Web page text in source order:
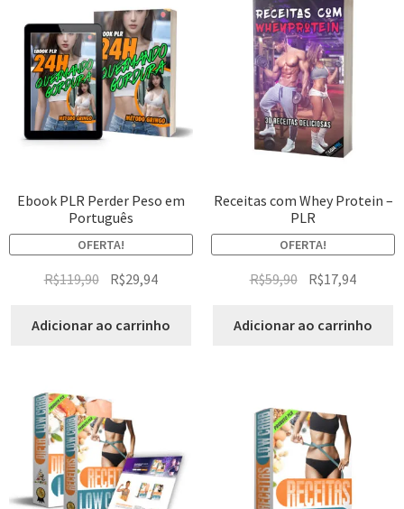
Ebook PLR Perder Peso em
Português
OFERTA!
R$119,90 R$29,94
Adicionar ao carrinho
Receitas com Whey Protein –
PLR
OFERTA!
R$59,90 R$17,94
Adicionar ao carrinho